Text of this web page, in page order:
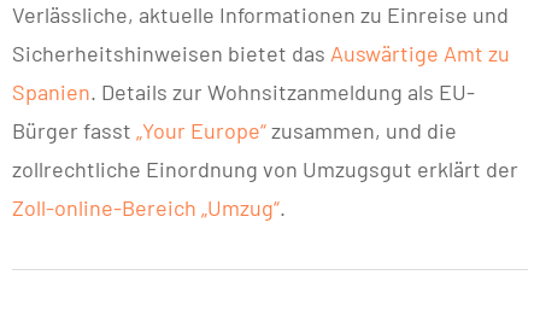
Verlässliche, aktuelle Informationen zu Einreise und
Sicherheitshinweisen bietet das Auswärtige Amt zu
Spanien. Details zur Wohnsitzanmeldung als EU-
Bürger fasst „Your Europe“zusammen, und die
zollrechtliche Einordnung von Umzugsgut erklärt der
Zoll-online-Bereich „Umzug“.